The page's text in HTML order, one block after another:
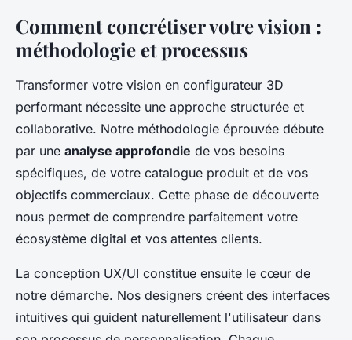
Comment concrétiser votre vision :
méthodologie et processus
Transformer votre vision en configurateur 3D
performant nécessite une approche structurée et
collaborative. Notre méthodologie éprouvée débute
par une analyse approfondie de vos besoins
spécifiques, de votre catalogue produit et de vos
objectifs commerciaux. Cette phase de découverte
nous permet de comprendre parfaitement votre
écosystème digital et vos attentes clients.
La conception UX/UI constitue ensuite le cœur de
notre démarche. Nos designers créent des interfaces
intuitives qui guident naturellement l'utilisateur dans